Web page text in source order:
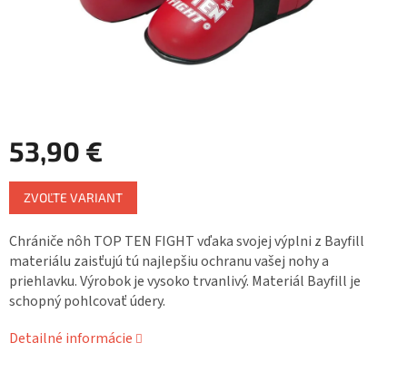
53,90 €
Jednotková
cena:
ZVOĽTE VARIANT
Chrániče nôh TOP TEN FIGHT vďaka svojej výplni z Bayfill
materiálu zaisťujú tú najlepšiu ochranu vašej nohy a
priehlavku. Výrobok je vysoko trvanlivý. Materiál Bayfill je
schopný pohlcovať údery.
Detailné informácie